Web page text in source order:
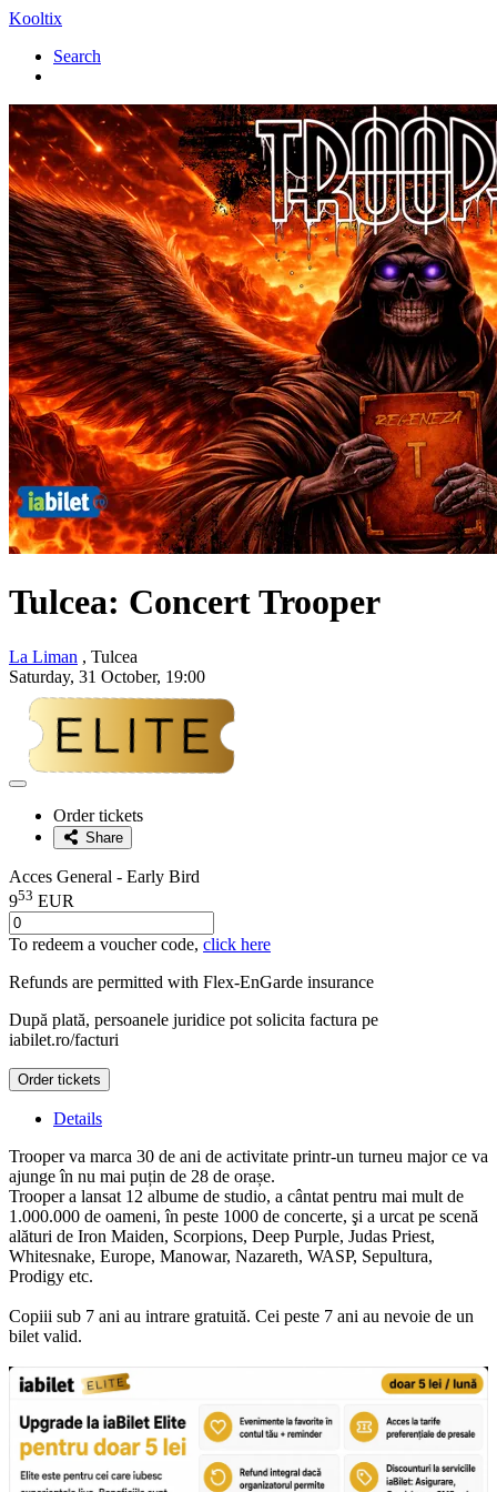
Kooltix
Search
Tulcea: ConcertTrooper
La Liman , Tulcea
Saturday, 31 October, 19:00
Adaugă
favoriteOrder tickets
Share
Acces General - Early Bird
953 EUR
To redeem a voucher code, click here
Refunds are permitted with Flex-EnGarde insurance
După plată, persoanele juridice pot solicita factura pe
iabilet.ro/facturi
Order tickets
Details
Trooper va marca 30 de ani de activitate printr-un turneu major ce va
ajunge în nu mai puțin de 28 de orașe.
Trooper a lansat 12 albume de studio, a cântat pentru mai mult de
1.000.000 de oameni, în peste 1000 de concerte, şi a urcat pe scenă
alături de Iron Maiden, Scorpions, Deep Purple, Judas Priest,
Whitesnake, Europe, Manowar, Nazareth, WASP, Sepultura,
Prodigy etc.
Copiii sub 7 ani au intrare gratuită. Cei peste 7 ani au nevoie de un
bilet valid.